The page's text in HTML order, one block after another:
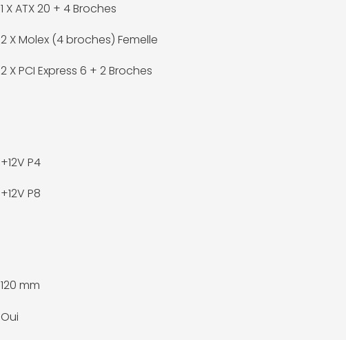
1 XATX 20 + 4 Broches
2 XMolex (4 broches) Femelle
2 XPCI Express 6 + 2 Broches
+12V P4
+12V P8
120 mm
Oui